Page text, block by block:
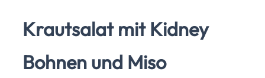
Krautsalat mit Kidney
Bohnen und Miso